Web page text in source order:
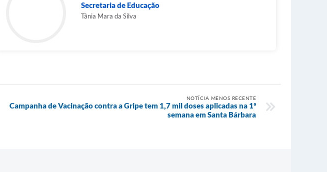
Secretaria de Educação
Tânia Mara da Silva
NOTÍCIA MENOS RECENTE
Campanha de Vacinação contra a Gripe tem 1,7 mil doses aplicadas na 1ª
semana em Santa Bárbara